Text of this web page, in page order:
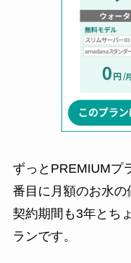
ずっとPREMIUMプ
番目に月額のお水の
契約期間も3年とち
ランです。